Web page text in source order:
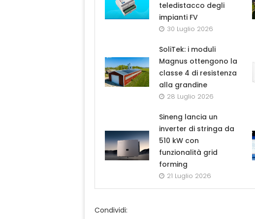
teledistacco degli
impianti FV
30 Luglio 2026
SoliTek: i moduli
Magnus ottengono la
classe 4 di resistenza
alla grandine
28 Luglio 2026
Sineng lancia un
inverter di stringa da
510 kW con
funzionalità grid
forming
21 Luglio 2026
Condividi: